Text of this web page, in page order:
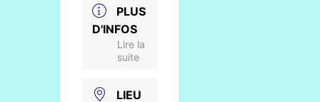
PLUS
D'INFOS
Lire la
suite
LIEU